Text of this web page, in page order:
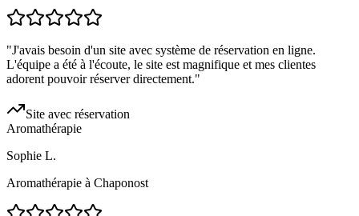
"J'avais besoin d'un site avec système de réservation en ligne.
L'équipe a été à l'écoute, le site est magnifique et mes clientes
adorent pouvoir réserver directement."
Site avec réservation
Aromathérapie
Sophie L.
Aromathérapie à Chaponost